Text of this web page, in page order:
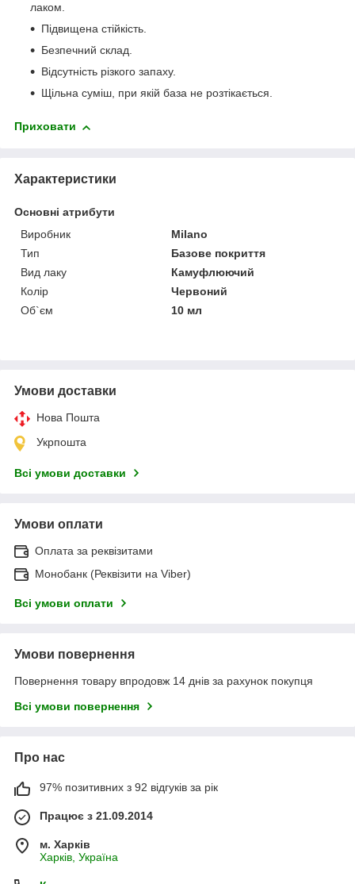
лаком.
Підвищена стійкість.
Безпечний склад.
Відсутність різкого запаху.
Щільна суміш, при якій база не розтікається.
Приховати
Характеристики
Основні атрибути
Виробник
Milano
Тип
Базове покриття
Вид лаку
Камуфлюючий
Колір
Червоний
Об`єм
10 мл
Умови доставки
Нова Пошта
Укрпошта
Всі умови доставки
Умови оплати
Оплата за реквізитами
Монобанк (Реквізити на Viber)
Всі умови оплати
Умови повернення
Повернення товару впродовж 14 днів за рахунок покупця
Всі умови повернення
Про нас
97% позитивних з 92 відгуків за рік
Працює з 21.09.2014
м. Харків
Харків, Україна